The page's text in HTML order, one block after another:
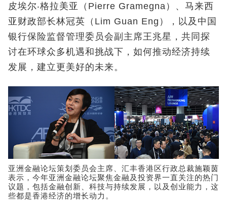
皮埃尔‧格拉美亚（Pierre Gramegna）、马来西
亚财政部长林冠英（Lim Guan Eng），以及中国
银行保险监督管理委员会副主席王兆星，共同探
讨在环球众多机遇和挑战下，如何推动经济持续
发展，建立更美好的未来。
亚洲金融论坛策划委员会主席、汇丰香港区行政总裁施颖茵
表示，今年亚洲金融论坛聚焦金融及投资界一直关注的热门
议题，包括金融创新、科技与持续发展，以及创业能力，这
些都是香港经济的增长动力。